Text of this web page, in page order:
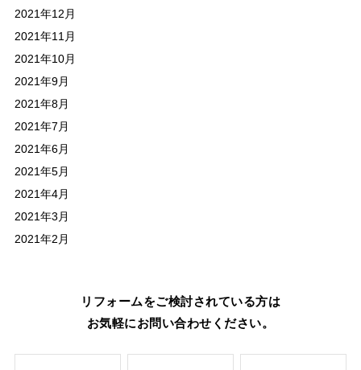
2021年12月
2021年11月
2021年10月
2021年9月
2021年8月
2021年7月
2021年6月
2021年5月
2021年4月
2021年3月
2021年2月
リフォームをご検討されている方は
お気軽にお問い合わせください。